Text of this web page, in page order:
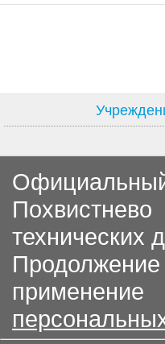
технических